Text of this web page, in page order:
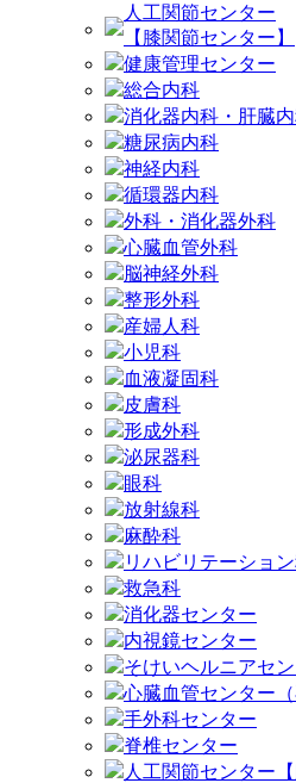
人工関節センター
【膝関節センター】
健康管理センター
総合内科
消化器内科・肝臓
糖尿病内科
神経内科
循環器内科
外科・消化器外科
心臓血管外科
脳神経外科
整形外科
産婦人科
小児科
血液凝固科
皮膚科
形成外科
泌尿器科
眼科
放射線科
麻酔科
リハビリテーショ
救急科
消化器センター
内視鏡センター
そけいヘルニアセ
心臓血管センター（
手外科センター
脊椎センター
人工関節センター